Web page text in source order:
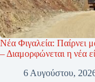
Νέα Φιγαλεία: Παίρνει
– Διαμορφώνεται η νέα
6 Αυγούστου,